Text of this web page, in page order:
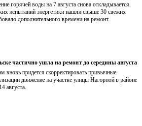
горячей воды на 7 августа снова откладывается.
испытаний энергетики нашли свыше 30 свежих
дополнительного времени на ремонт.
частично ушла на ремонт до середины августа
вновь придется скорректировать привычные
движение на участке улицы Нагорной в районе
августа.